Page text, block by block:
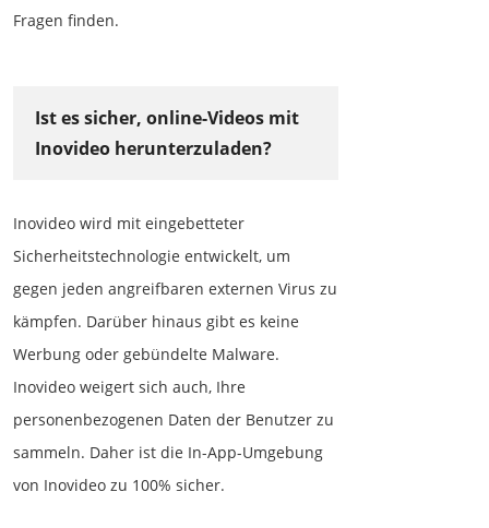
Fragen finden.
Ist es sicher, online-Videos mit
Inovideo herunterzuladen?
Inovideo wird mit eingebetteter
Sicherheitstechnologie entwickelt, um
gegen jeden angreifbaren externen Virus zu
kämpfen. Darüber hinaus gibt es keine
Werbung oder gebündelte Malware.
Inovideo weigert sich auch, Ihre
personenbezogenen Daten der Benutzer zu
sammeln. Daher ist die In-App-Umgebung
von Inovideo zu 100% sicher.